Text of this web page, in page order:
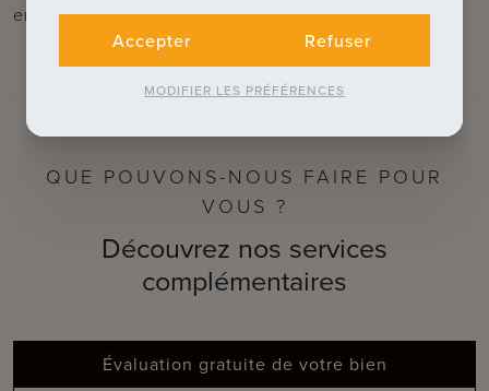
ensoleillé !
QUE POUVONS-NOUS FAIRE POUR
VOUS ?
Découvrez nos services
complémentaires
Évaluation gratuite de votre bien
Accepter Refuser
MODIFIER LES PRÉFÉRENCES